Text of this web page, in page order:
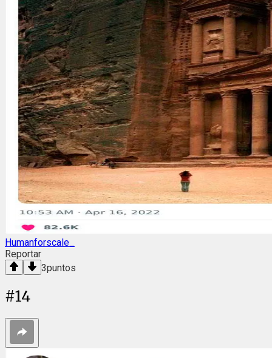
Humanforscale_
Reportar
3puntos
#14